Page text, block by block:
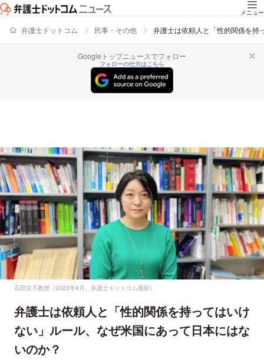
メニュー
弁護士ドットコム 民事・その他 弁護士は依頼人と「性的関係を持
Googleトップニュースでフォロー
フォローの仕方はこちら
石田京子教授（2023年4月、弁護士ドットコム撮影）
弁護士は依頼人と「性的関係を持ってはいけ
ない」ルール、なぜ米国にあって日本にはな
いのか？